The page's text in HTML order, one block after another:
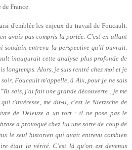
France.
d'emblée les enjeux du travail de Foucault.
avais pas compris la portée. C'est en allant
soudain entrevu la perspective qu'il ouvrait.
inaugurait cette analyse plus profonde de
longtemps. Alors, je suis rentré chez moi et je
soir, Foucault m'appelle, à Aix, pour je ne sais
sais, j'ai fait une grande découverte : je me
t'intéresse, me dit-il, c'est le Nietzsche de
de Deleuze a un tort : il ne pose pas le
a provoqué chez lui une sorte de coup de
le seul historien qui avait entrevu combien
était la vérité. C'est là qu'on est devenus